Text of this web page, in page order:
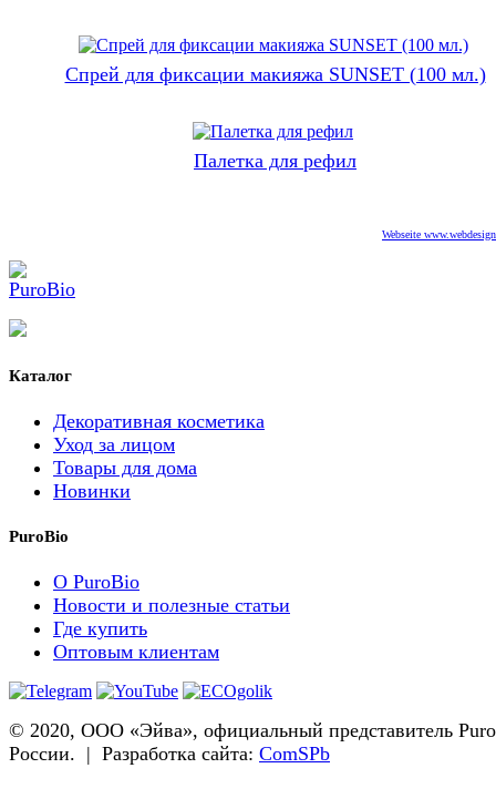
Спрей для фиксации макияжа SUNSET (100 мл.)
Палетка для рефил
Webseite
Каталог
Декоративная косметика
Уход за лицом
Товары для дома
Новинки
PuroBio
О PuroBio
Новости и полезные статьи
Где купить
Оптовым клиентам
© 2020, ООО «Эйва», официальный представитель
России. | Разработка сайта: ComSPb